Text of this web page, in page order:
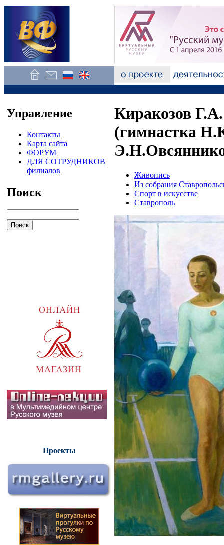
Управление
Контакты
Карта сайта
ФОРУМ
ДЛЯ СОТРУДНИКОВ
филиалов
Поиск
Проекты
Киракозов
(гимнастка
Живопись
Из собрания
Спорт в искусстве
Ставрополь